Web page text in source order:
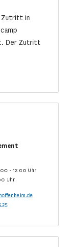
Zutritt in
Der Zutritt
- 12:00 Uhr
Uhr
25